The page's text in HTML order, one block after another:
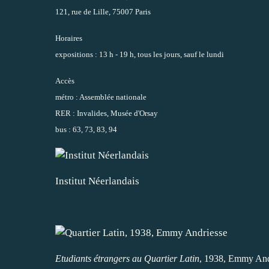
121, rue de Lille, 75007 Paris
Horaires
expositions : 13 h - 19 h, tous les jours, sauf le lundi
Accès
métro : Assemblée nationale
RER : Invalides, Musée d'Orsay
bus : 63, 73, 83, 94
Institut Néerlandais
Etudiants étrangers au Quartier Latin, 1938, Emmy